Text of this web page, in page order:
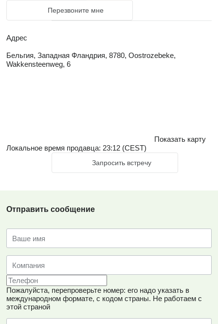
Перезвоните мне
Адрес
Бельгия, Западная Фландрия, 8780, Oostrozebeke,
Wakkensteenweg, 6
Показать карту
Локальное время продавца: 23:12 (CEST)
Запросить встречу
Отправить сообщение
Пожалуйста, перепроверьте номер: его надо указать в
международном формате, с кодом страны. Не работаем с
этой страной